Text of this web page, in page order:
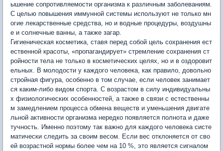
ышение сопротивляемости организма к различным заболеваниям.
С целью повышения иммунной системы используют не только мн
огие лекарственные средства, но и водные процедуры, воздушны
е и солнечные ванны, а также загар.
Гигиеническая косметика, ставя перед собой цель сохранения ест
ественной красоты, «пропагандирует» стремление сохранения ст
ройности тела не только в косметических целях, но и в оздоровит
ельных. В молодости у каждого человека, как правило, довольно
стройная фигура, особенно в том случае, если человек занимает
ся каким-либо видом спорта. С возрастом в силу индивидуальны
х физиологических особенностей, а также в связи с естественны
м замедлением процесса обмена веществ и уменьшения двигате
льной активности организма нередко появляется полнота и даже
тучность. Именно поэтому так важно для каждого человека систе
матически следить за своим весом. Если вес отклоняется от сво
ей возрастной нормы более чем на 10 %, это является сигналом